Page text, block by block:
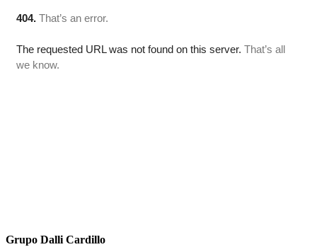
Grupo Dalli Cardillo